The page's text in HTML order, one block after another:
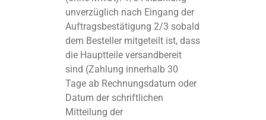
unverzüglich nach Eingang der
Auftragsbestätigung 2/3 sobald
dem Besteller mitgeteilt ist, dass
die Hauptteile versandbereit
sind (Zahlung innerhalb 30
Tage ab Rechnungsdatum oder
Datum der schriftlichen
Mitteilung der